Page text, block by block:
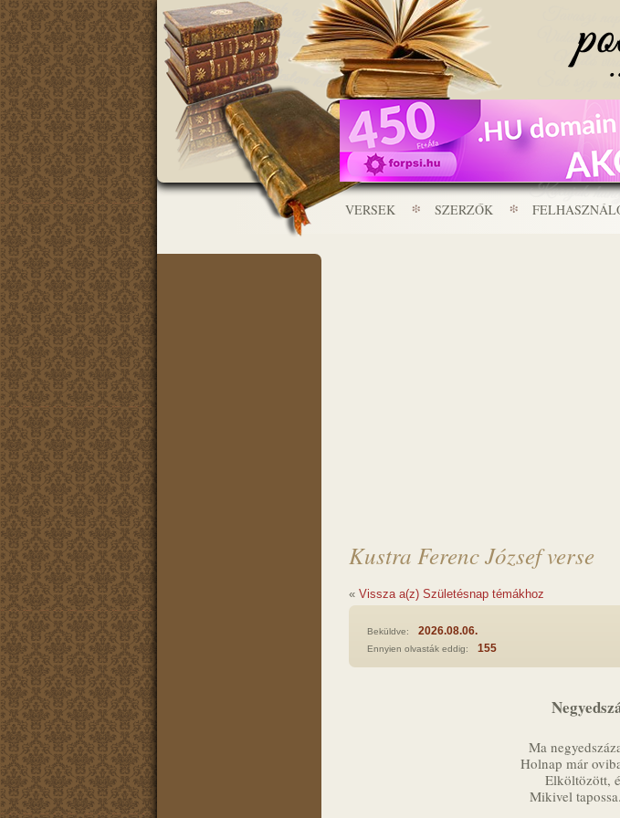
VERSEK SZERZŐK
Kustra Ferenc József verse
« Vissza a(z) Születésnap témákhoz
Beküldve: 2026.08.06.
Ennyien olvasták eddig: 155
Ma
Holnap már
Elköltözött,
Mikivel